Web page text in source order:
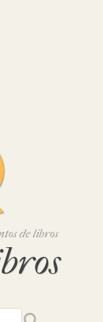
de libros